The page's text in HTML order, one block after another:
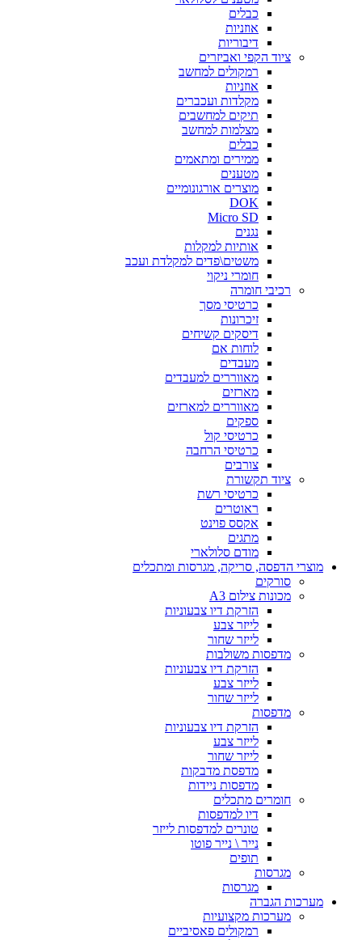
כבלים
אוזניות
דיבוריות
ציוד הקפי ואביזרים
רמקולים למחשב
אוזניות
מקלדות ועכברים
תיקים למחשבים
מצלמות למחשב
כבלים
ממירים ומתאמים
מטענים
מוצרים אורגונומיים
DOK
Micro SD
נגנים
אותיות למקלות
משטים\פדים למקלדת ועכב
חומרי ניקוי
רכיבי חומרה
כרטיסי מסך
זיכרונות
דיסקים קשיחים
לוחות אם
מעבדים
מאווררים למעבדים
מארזים
מאווררים למארזים
ספקים
כרטיסי קול
כרטיסי הרחבה
צורבים
ציוד תקשורת
כרטיסי רשת
ראוטרים
אקסס פוינט
מתגים
מודם סלולארי
מוצרי הדפסה, סריקה, מגרסות ומתכלים
סורקים
מכונות צילום A3
הזרקת דיו צבעוניות
לייזר צבע
לייזר שחור
מדפסות משולבות
הזרקת דיו צבעוניות
לייזר צבע
לייזר שחור
מדפסות
הזרקת דיו צבעוניות
לייזר צבע
לייזר שחור
מדפסת מדבקות
מדפסות ניידות
חומרים מתכלים
דיו למדפסות
טונרים למדפסות לייזר
נייר \ נייר פוטו
תופים
מגרסות
מגרסות
מערכות הגברה
מערכות מקצועיות
רמקולים פאסיביים